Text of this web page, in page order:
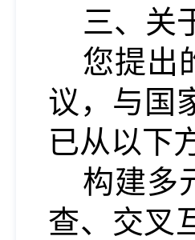
三、关
您提出
议，与 国
已从以下
构建多
查、交叉